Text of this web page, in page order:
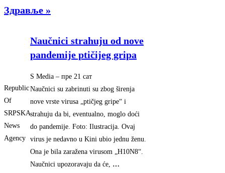
Здравље »
Republic
Of
SRPSKA
News
Agency
Naučnici strahuju od nove
pandemije ptičijeg gripa
S Media – ‎пре 21 сат‎
Naučnici su zabrinuti su zbog širenja
nove vrste virusa „ptičjeg gripe“ i
strahuju da bi, eventualno, moglo doći
do pandemije. Foto: Ilustracija. Ovaj
virus je nedavno u Kini ubio jednu ženu.
Ona je bila zaražena virusom „H10N8“.
Naučnici upozoravaju da će, …